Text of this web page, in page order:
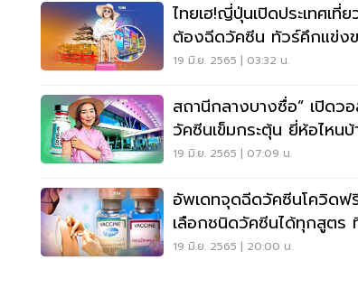
ไทยเฮ!ญี่ปุ่นเปิดประเทศเที่ย
ต้องฉีดวัคซีน ทัวร์คึกแข่ง
แพ็คเกจ
19 มิ.ย. 2565 | 03:32 น.
สถานีกลางบางซื่อ” เปิดว
วัคซีนเข็มกระตุ้น ยี่ห้อไหนบ้
19 มิ.ย. 2565 | 07:09 น.
อัพเดทจุดฉีดวัคซีนโควิดฟ
เลือกชนิดวัคซีนได้ทุกสูตร
19 มิ.ย. 2565 | 20:00 น.